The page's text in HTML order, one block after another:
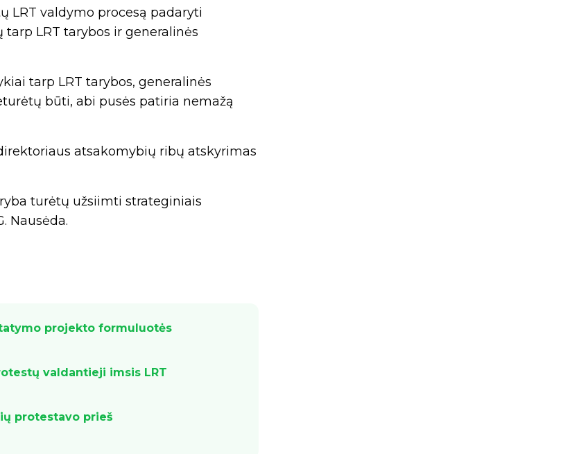
LRT valdymo procesą padaryti
LRT tarybos ir generalinės
tarp LRT tarybos, generalinės
būti, abi pusės patiria nemažą
atsakomybių ribų atskyrimas
turėtų užsiimti strateginiais
Nausėda.
projekto formuluotės
valdantieji imsis LRT
protestavo prieš